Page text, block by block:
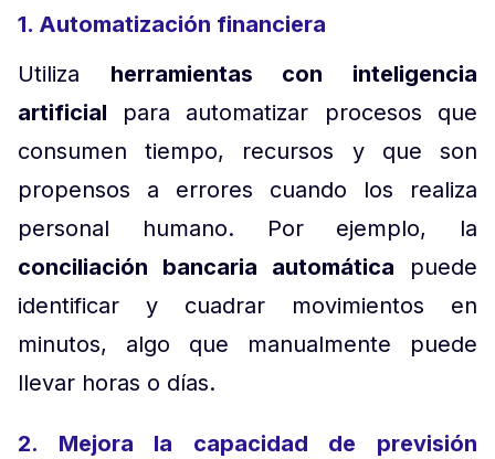
1. Automatización financiera
Utiliza herramientas con inteligencia
artificial
para automatizar procesos que
consumen tiempo, recursos y que son
propensos a errores cuando los realiza
personal humano. Por ejemplo, la
conciliación bancaria automática puede
identificar y cuadrar movimientos en
minutos, algo que manualmente puede
llevar horas o días.
2. Mejora la capacidad de previsión